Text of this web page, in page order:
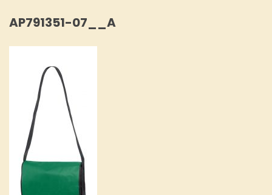
AP791351-07__A